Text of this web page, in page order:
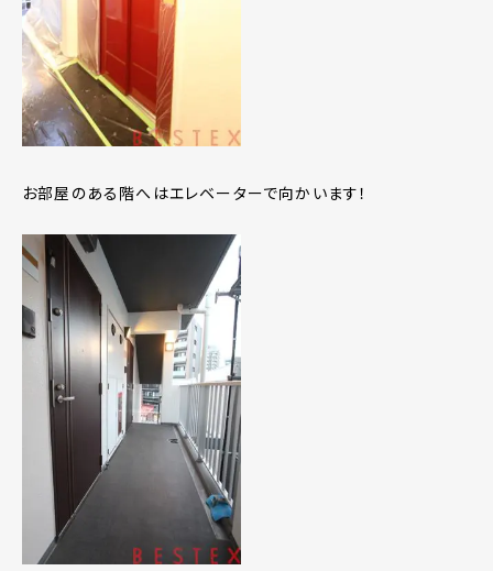
お部屋のある階へはエレベーターで向かいます！